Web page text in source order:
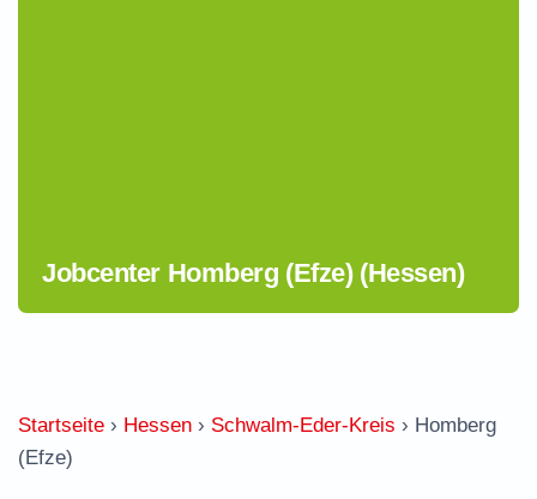
Jobcenter Homberg (Efze) (Hessen)
Startseite › Hessen › Schwalm-Eder-Kreis › Homberg
(Efze)